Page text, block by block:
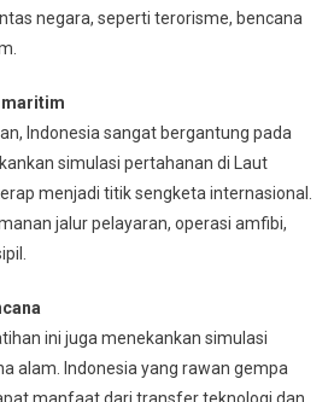
negara, seperti terorisme, bencana
maritim
Indonesia sangat bergantung pada
simulasi pertahanan di Laut
menjadi titik sengketa internasional.
jalur pelayaran, operasi amfibi,
ini juga menekankan simulasi
alam. Indonesia yang rawan gempa